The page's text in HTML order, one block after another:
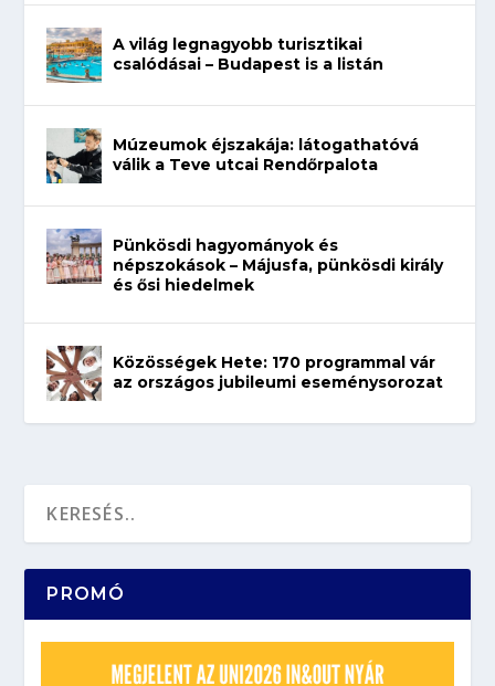
A világ legnagyobb turisztikai
csalódásai – Budapest is a listán
Múzeumok éjszakája: látogathatóvá
válik a Teve utcai Rendőrpalota
Pünkösdi hagyományok és
népszokások – Májusfa, pünkösdi király
és ősi hiedelmek
Közösségek Hete: 170 programmal vár
az országos jubileumi eseménysorozat
PROMÓ